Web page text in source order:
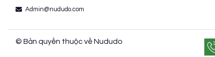
Admin@nududo.com
© Bản quyền thuộc về Nududo